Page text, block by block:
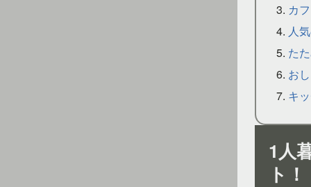
カ
人
た
お
キ
1人
ト！